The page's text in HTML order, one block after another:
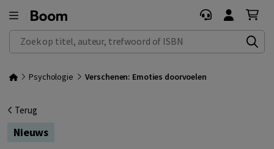
Zoek op titel, auteur, trefwoord of ISBN
Psychologie Verschenen: Emoties doorvoelen
Terug
Nieuws